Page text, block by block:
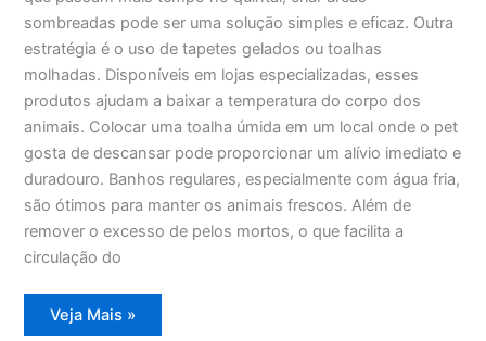
sombreadas pode ser uma solução simples e eficaz. Outra
estratégia é o uso de tapetes gelados ou toalhas
molhadas. Disponíveis em lojas especializadas, esses
produtos ajudam a baixar a temperatura do corpo dos
animais. Colocar uma toalha úmida em um local onde o pet
gosta de descansar pode proporcionar um alívio imediato e
duradouro. Banhos regulares, especialmente com água fria,
são ótimos para manter os animais frescos. Além de
remover o excesso de pelos mortos, o que facilita a
circulação do
Dicas
seguras
Veja Mais »